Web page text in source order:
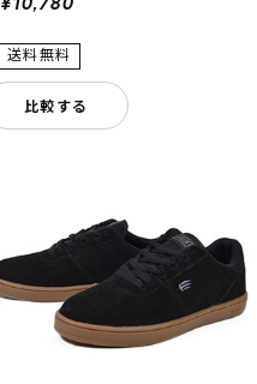
¥10,780
比較する